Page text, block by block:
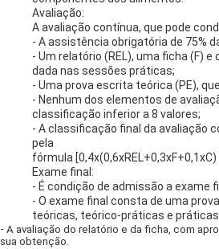
Avaliação:
A avaliação contínua, que pode
- A assistência obrigatória de 75%
- Um relatório (REL), uma ficha (F)
dada nas sessões práticas;
- Uma prova escrita teórica (PE),
- Nenhum dos elementos de
classificação inferior a 8 valores;
- A classificação final da avaliação
pela
fórmula [0,4x(0,6xREL+0,3xF+0,1xC)
Exame final:
- É condição de admissão a exame
- O exame final consta de uma
teóricas, teórico-práticas e
-A avaliação do relatório e da ficha, com
sua obtenção.